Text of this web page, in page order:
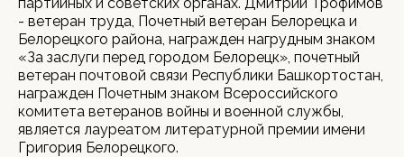
- ветеран труда, Почетный ветеран Белорецка и
Белорецкого района, награжден нагрудным знаком
«За заслуги перед городом Белорецк», почетный
ветеран почтовой связи Республики Башкортостан,
награжден Почетным знаком Всероссийского
комитета ветеранов войны и военной службы,
является лауреатом литературной премии имени
Григория Белорецкого.